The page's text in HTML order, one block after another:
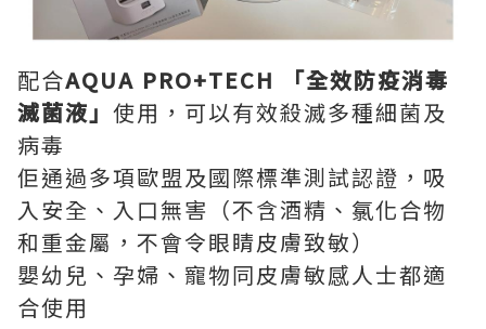
配合AQUA PRO+TECH 「全效防疫消毒
滅菌液」 使用，可以有效殺滅多種細菌及
病毒
佢通過多項歐盟及國際標準測試認證，吸
入安全、入口無害（不含酒精、氯化合物
和重金屬，不會令眼睛皮膚致敏）
嬰幼兒、孕婦、寵物同皮膚敏感人士都適
合使用